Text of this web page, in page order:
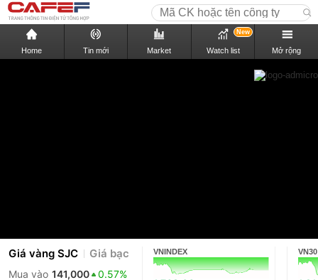
Home Tin mới Market Watch list
New
Mở rộng
Giá vàng SJC Giá bạc
Mua vào 141,000
0.57%
VNINDEX VN30